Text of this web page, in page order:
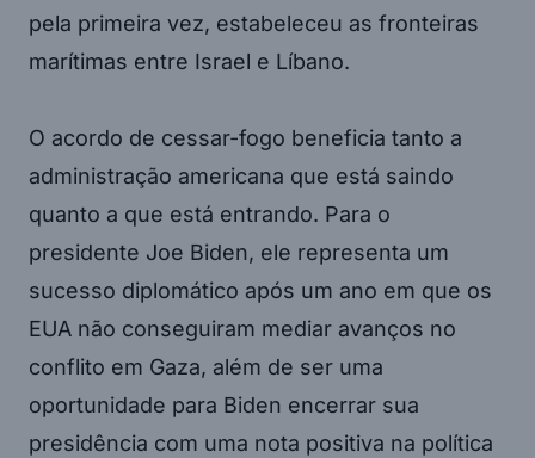
pela primeira vez, estabeleceu as fronteiras
marítimas entre Israel e Líbano.
O acordo de cessar-fogo beneficia tanto a
administração americana que está saindo
quanto a que está entrando. Para o
presidente Joe Biden, ele representa um
sucesso diplomático após um ano em que os
EUA não conseguiram mediar avanços no
conflito em Gaza, além de ser uma
oportunidade para Biden encerrar sua
presidência com uma nota positiva na política